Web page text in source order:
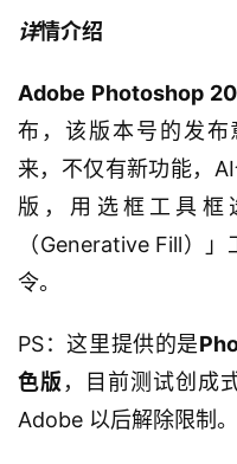
详情介绍
Adobe Photoshop
布，该版本号的发布
来，不仅有新功能，
版，用选框工具框
（Generative Fill）
令。
PS：这里提供的是
色版 ，目前测试创成
Adobe 以后解除限制